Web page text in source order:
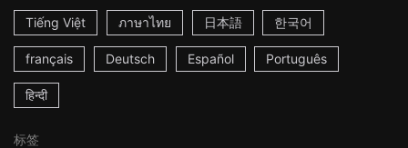
Tiếng Việt ภาษาไทย 日本語 한국어
français Deutsch Español Português
हिन्दी
标签